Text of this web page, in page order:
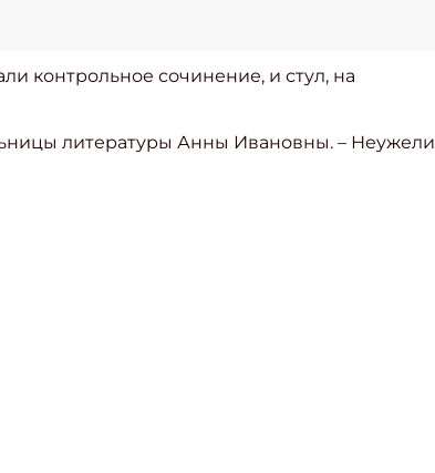
контрольное сочинение, и стул, на
литературы Анны Ивановны. – Неужели